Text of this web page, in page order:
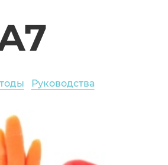
Руководства